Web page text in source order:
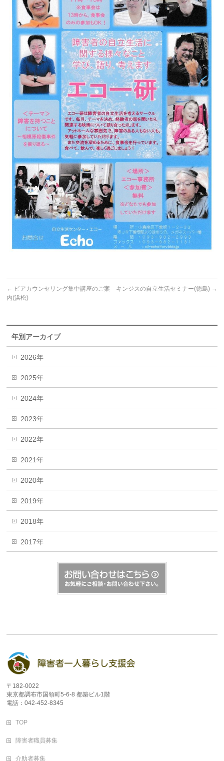
← ピアカウンセリング集中講座のご案
内(浜松)
キンジスの自立生活セミナー(徳島) →
年別アーカイブ
2026年
2025年
2024年
2023年
2022年
2021年
2020年
2019年
2018年
2017年
〒182-0022
東京都調布市国領町5-6-8 都築ビル1階
電話：042-452-8345
TOP
障害者職員募集
介助者募集